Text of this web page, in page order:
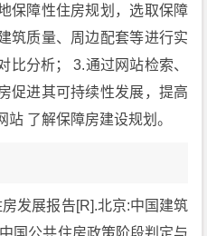
保障性住房规划，选取保障
筑质量、周边配套等进行实
比分析； 3.通过网站检索、
促进其可持续性发展，提高
了解保障房建设规划。
发展报告[R].北京:中国建筑
国公共住房政策阶段判定与